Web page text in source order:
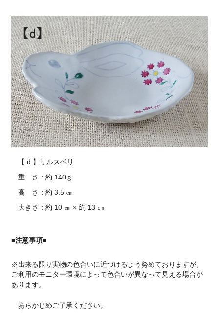
【 d 】サルスベリ
重 さ：約 140ｇ
高 さ：約 3.5 ㎝
大きさ：約 10 ㎝ × 約 13 ㎝
■注意事項■
※出来る限り実物の色合いに近づけるよう努めておりますが、
ご利用のモニター環境によって色合いが異なって見える場合が
あります。
あらかじめご了承ください。